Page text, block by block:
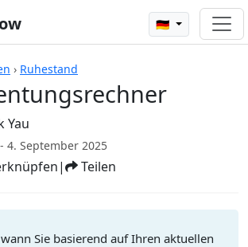
🇩🇪
› Ruhestand
Yau
- 4. September 2025
| Teilen
Sie basierend auf Ihren aktuellen